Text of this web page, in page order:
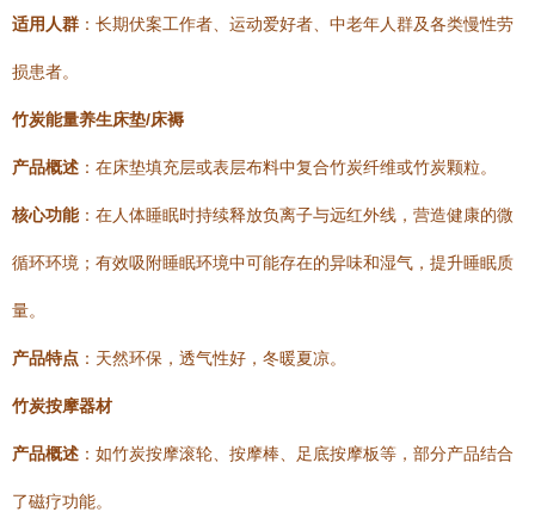
适用人群 ：长期伏案工作者、运动爱好者、中老年人群及各类慢性劳
损患者。
竹炭能量养生床垫/床褥
产品概述 ：在床垫填充层或表层布料中复合竹炭纤维或竹炭颗粒。
核心功能：在人体睡眠时持续释放负离子与远红外线，营造健康的微
循环环境；有效吸附睡眠环境中可能存在的异味和湿气，提升睡眠质
量。
产品特点 ：天然环保，透气性好，冬暖夏凉。
竹炭按摩器材
产品概述 ：如竹炭按摩滚轮、按摩棒、足底按摩板等，部分产品结合
了磁疗功能。